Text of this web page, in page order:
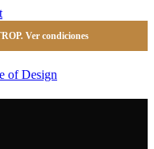
Ver condiciones